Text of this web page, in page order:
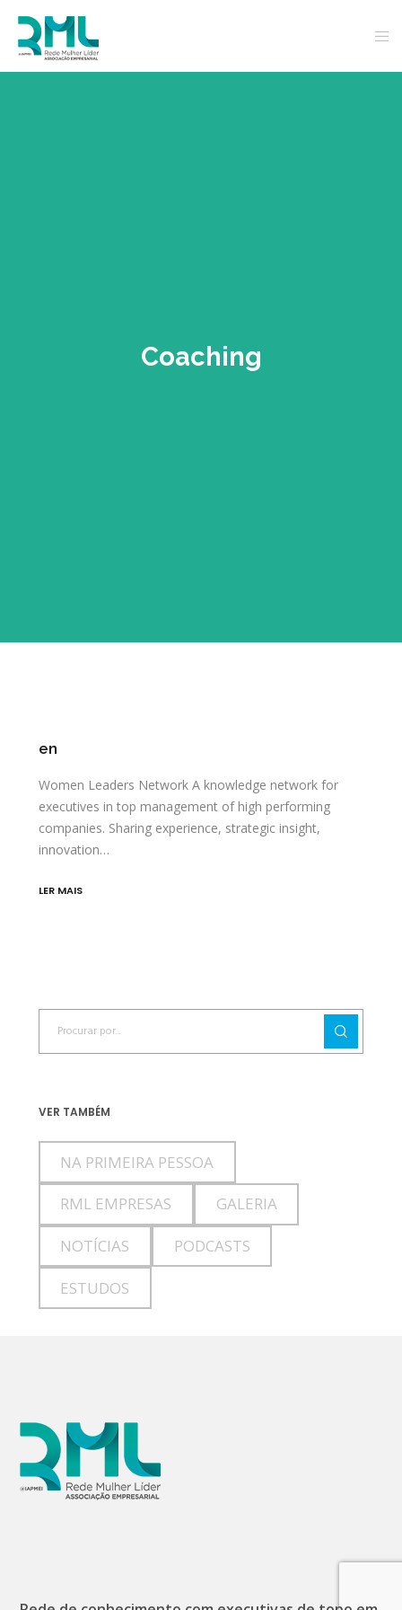
Coaching
en
Women Leaders Network A knowledge network for
executives in top management of high performing
companies. Sharing experience, strategic insight,
innovation…
LER MAIS
VER TAMBÉM
NA PRIMEIRA PESSOA
RML EMPRESAS GALERIA
NOTÍCIAS PODCASTS
ESTUDOS